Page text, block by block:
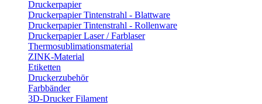
Druckerpapier
Druckerpapier Tintenstrahl - Blattware
Druckerpapier Tintenstrahl - Rollenware
Druckerpapier Laser / Farblaser
Thermosublimationsmaterial
ZINK-Material
Etiketten
Druckerzubehör
Farbbänder
3D-Drucker Filament